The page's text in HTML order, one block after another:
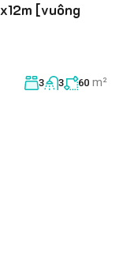
[vuông
3 3 60 m²